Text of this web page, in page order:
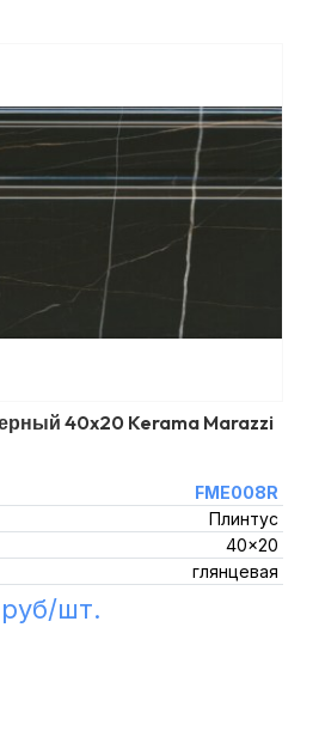
40x20 Kerama Marazzi
FME008R
Плинтус
40x20
глянцевая
руб/шт.